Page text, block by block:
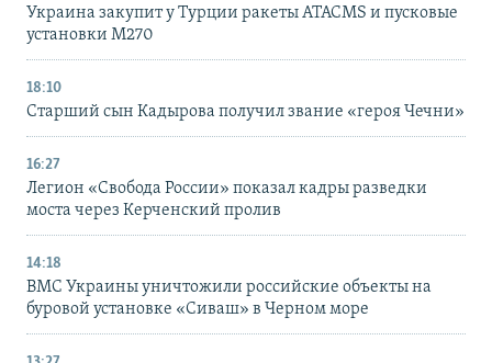
Украина закупит у Турции ракеты ATACMS и пусковые
установки M270
18:10
Старший сын Кадырова получил звание «героя Чечни»
16:27
Легион «Свобода России» показал кадры разведки
моста через Керченский пролив
14:18
ВМС Украины уничтожили российские объекты на
буровой установке «Сиваш» в Черном море